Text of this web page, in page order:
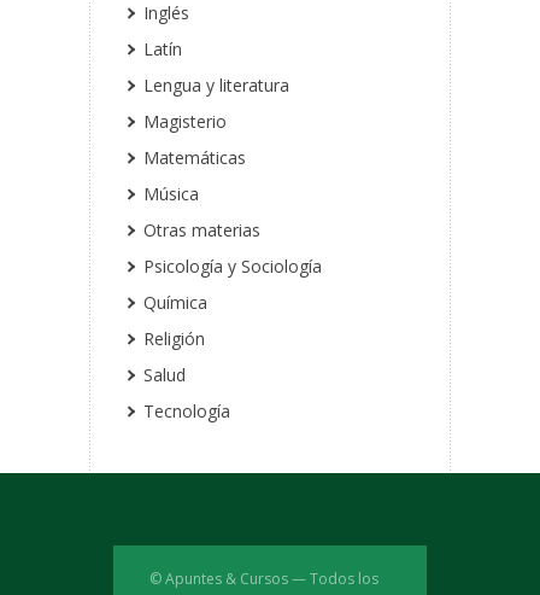
Inglés
Latín
Lengua y literatura
Magisterio
Matemáticas
Música
Otras materias
Psicología y Sociología
Química
Religión
Salud
Tecnología
© Apuntes & Cursos — Todos los